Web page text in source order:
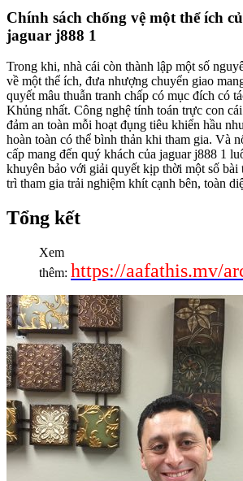
Chính sách chống vệ một thể ích
jaguar j888 1
Trong khi, nhà cái còn thành lập một số
về một thể ích, đưa nhượng chuyển giao
quyết mâu thuẫn tranh chấp có mục đích có
Khủng nhất. Công nghệ tính toán trực con
đảm an toàn mỗi hoạt đụng tiêu khiển hầu
hoàn toàn có thể bình thản khi tham gia. Và
cấp mang đến quý khách của jaguar j888 1
khuyên bảo với giải quyết kịp thời một số bài
trì tham gia trải nghiệm khít cạnh bên, toàn
Tổng kết
Xem
thêm: https://aafathis.mv/